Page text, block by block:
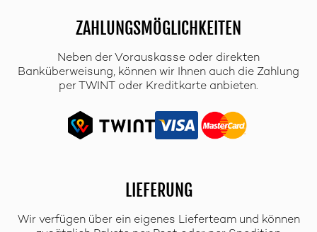
ZAHLUNGSMÖGLICHKEITEN
Neben der Vorauskasse oder direkten
Banküberweisung, können wir Ihnen auch die Zahlung
per TWINT oder Kreditkarte anbieten.
LIEFERUNG
Wir verfügen über ein eigenes Lieferteam und können